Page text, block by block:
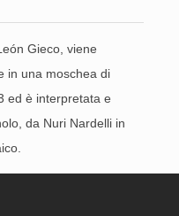
Gieco, viene
in una moschea di
ed è interpretata e
da Nuri Nardelli in